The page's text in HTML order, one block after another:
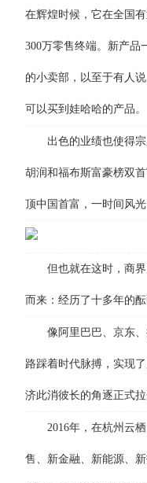
在辉煌时候，它在全国
300万零售终端。新产品
的小卖部，以至于有人
可以买到娃哈哈的产品。
出色的业绩也使得宗
胡润和福布斯富豪榜双
顶中国首富，一时间风光
但也就在这时，商界
而来：经历了十多年的
像阿里巴巴、京东、
路踩着时代脉搏，实现
济此消彼长的角逐正式拉
2016年，在杭州云栖
售、新金融、新能源、